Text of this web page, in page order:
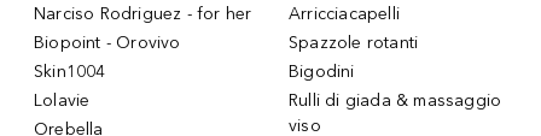
Narciso Rodriguez - for her
Biopoint - Orovivo
Skin1004
Lolavie
Orebella
Arricciacapelli
Spazzole rotanti
Bigodini
Rulli di giada & massaggio
viso